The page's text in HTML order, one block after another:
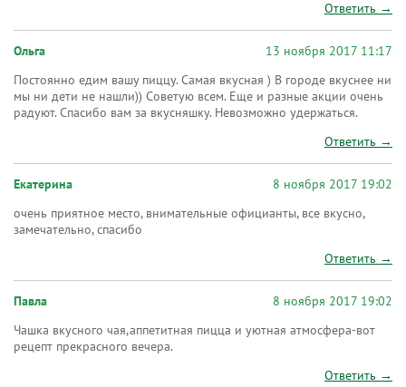
Ответить →
Ольга
13 ноября 2017 11:17
Постоянно едим вашу пиццу. Самая вкусная ) В городе вкуснее ни
мы ни дети не нашли)) Советую всем. Еще и разные акции очень
радуют. Спасибо вам за вкусняшку. Невозможно удержаться.
Ответить →
Екатерина
8 ноября 2017 19:02
очень приятное место, внимательные официанты, все вкусно,
замечательно, спасибо
Ответить →
Павла
8 ноября 2017 19:02
Чашка вкусного чая,аппетитная пицца и уютная атмосфера-вот
рецепт прекрасного вечера.
Ответить →